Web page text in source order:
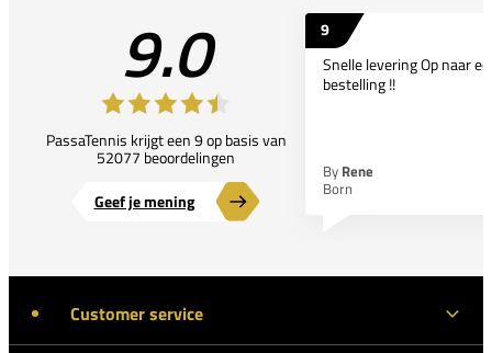
9.0
PassaTennis krijgt een 9 op basis van
52077 beoordelingen
Geef je mening
9
Snelle levering Op naar
bestelling !!
By Rene
Born
Customer service